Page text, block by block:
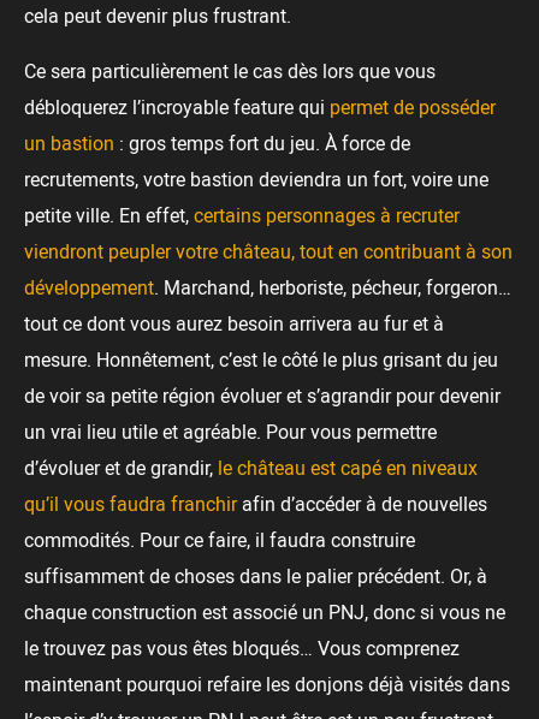
cela peut devenir plus frustrant.
Ce sera particulièrement le cas dès lors que vous
débloquerez l’incroyable feature qui permet de posséder
un bastion : gros temps fort du jeu. À force de
recrutements, votre bastion deviendra un fort, voire une
petite ville. En effet,certains personnages à recruter
viendront peupler votre château, tout en contribuant à son
développement. Marchand, herboriste, pécheur, forgeron…
tout ce dont vous aurez besoin arrivera au fur et à
mesure. Honnêtement, c’est le côté le plus grisant du jeu
de voir sa petite région évoluer et s’agrandir pour devenir
un vrai lieu utile et agréable. Pour vous permettre
d’évoluer et de grandir, le château est capé en niveaux
qu’il vous faudra franchirafin d’accéder à de nouvelles
commodités. Pour ce faire, il faudra construire
suffisamment de choses dans le palier précédent. Or, à
chaque construction est associé un PNJ, donc si vous ne
le trouvez pas vous êtes bloqués… Vous comprenez
maintenant pourquoi refaire les donjons déjà visités dans